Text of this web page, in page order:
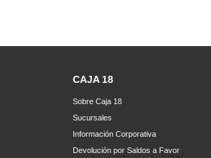
CAJA 18
Sobre Caja 18
Sucursales
Información Corporativa
Devolución por Saldos a Favor